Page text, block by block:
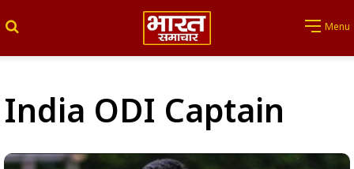
Menu
India ODI Captain